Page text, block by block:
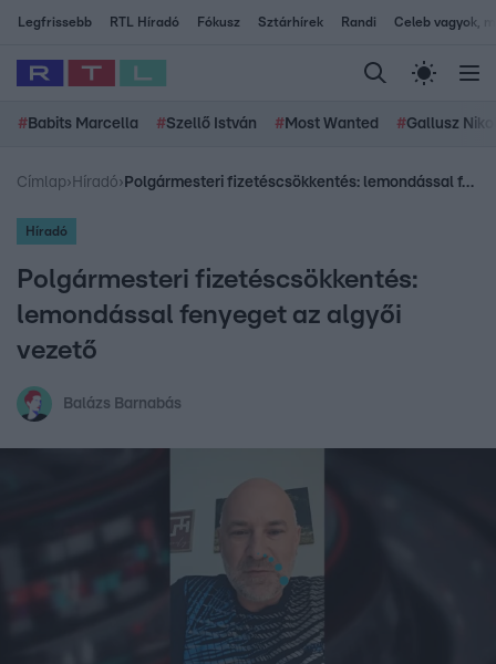
Legfrissebb RTL Híradó Fókusz Sztárhírek Randi Celeb vagyok,
# Babits Marcella #Szellő István # Most Wanted #Gallusz
Címlap› Híradó› Polgármesteri fizetéscsökkentés: lemondással fenyeget az algyői vezető
Híradó
Polgármesteri fizetéscsökkentés:
lemondással fenyeget az algyői
vezető
Balázs Barnabás